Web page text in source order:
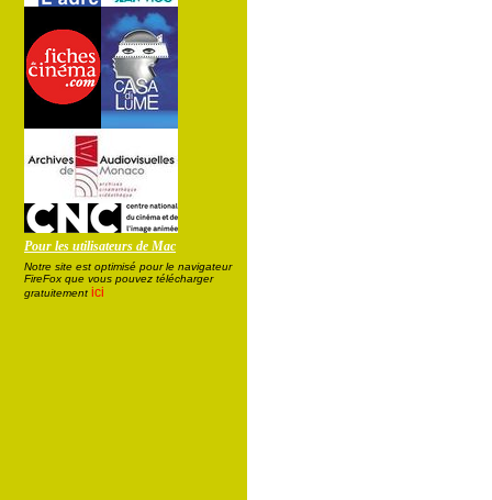
Pour les utilisateurs de Mac
Notre site est optimisé pour le navigateur
FireFox que vous pouvez télécharger
gratuitement ici